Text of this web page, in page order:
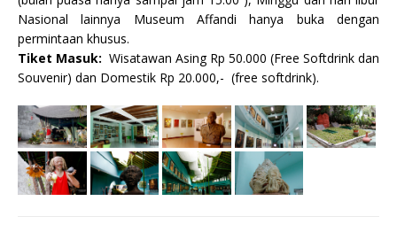
Nasional lainnya Museum Affandi hanya buka dengan
permintaan khusus.
Tiket Masuk: Wisatawan Asing Rp 50.000 (Free Softdrink dan
Souvenir) dan Domestik Rp 20.000,- (free softdrink).